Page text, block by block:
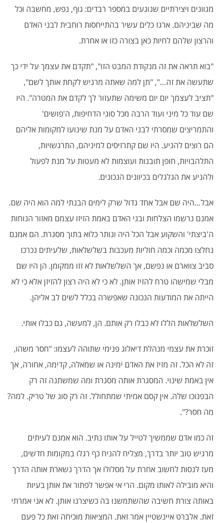
מגוונים ויצירתיים שנוגעים במספר רבדים: גוף, נפש, מחשבה וכל
מה שביניהם. ארגז כלים עשיר בהתייחסות רוחבית לבני האדם
והרצון שלהם לחיות כאן בצורה כזו או אחרת.
"בוא תראה את זה מנקודת המבט הזו", "תקדם את עצמך על ידי כך
שתעשה את זה…", "תן למה שאתה מרגיש לקחת אותך לשם",
"תציב לעצמך יום יום משימה שתעזור לך לקדם את המטרה". היו
שם עוד כל מיני ועוד הרבה מכל סוגי הדחיפות, ה'פושים'
והתמריצים שמסרתי לבני האדם על מנת שינועו למקומות אליהם
הם רוצים להגיע. היו שם קתרזיסים למיניהם, התרגשויות,
התלהבויות, חופן תובנות ועוצמות לא מעטות על מנת לפעול
ולהניע את הגלגלים בכיוונים הנכונים.
אבל…היה שם אבל אחד גדול שרק לימים הבנתי למה הוא היה שם.
אמנם נרשמו הצלחות ובני האדם באמת הזיזו עצמם מאזור הנוחות
ה'ביצתי' והשקוע אבל הכל היה ונותר כלוא בתוך מסגרת. הם אמנם
נחלצו מכמה וכמה חוליות מעכבות בשלשלאות, שלעיתים נכרכו
סביב צווארם או נפשם, אך השלשלאות לא זזו ממקומן. הן היו שם
מבלי שמישהו טרח להזיז אותן. לא כי לא היה רצון להזיזן אלא כי לא
הייתה את המודעות הנכונה שאפשרה בכלל לשים לב אליהן.
השלשלאות הללו לא כבלו רק אותם. הן, למעשה, גם כבלו אותי.
זוכרת את עצמי מנהלת דיאלוג פנימי שתוהה לעצמו: "חסר משהו,
זה לא הכל. זה מזיז את האדם ימינה או שמאלה, קדימה, אחורה, אך
אין באמת שינוי. המסגרת אותה מסגרת ומה שמשתנה זה רק
הבפנוכו שלה. אין קסם אמיתי שמתחולל. זה רק סוג של טריק. למה?
מה חסר?".
זה כמו אדם שממשיך לטייל על אותו נתיב. הוא אמנם לעיתים
מרגיש טוב יותר בדרך, מצליח להניח כף רגלו במקומות חדשים,
מעז לנסות לחשוב אחרת על מסלולו אך הדרך נשארת אותה הדרך
והיא מובילה לאותו מקום. הרי אי אפשר לפתור את אותן בעיות
באותה צורת חשיבה שהשתמשנו בה כשיצרנו אותן. לא אני אמרתי
זאת. אלברט איינשטיין אמר זאת. המציאות מוכיחה זאת כל פעם